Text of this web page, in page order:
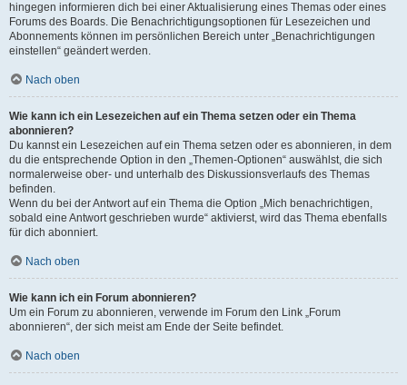
hingegen informieren dich bei einer Aktualisierung eines Themas oder eines
Forums des Boards. Die Benachrichtigungsoptionen für Lesezeichen und
Abonnements können im persönlichen Bereich unter „Benachrichtigungen
einstellen“ geändert werden.
Nach oben
Wie kann ich ein Lesezeichen auf ein Thema setzen oder ein Thema
abonnieren?
Du kannst ein Lesezeichen auf ein Thema setzen oder es abonnieren, in dem
du die entsprechende Option in den „Themen-Optionen“ auswählst, die sich
normalerweise ober- und unterhalb des Diskussionsverlaufs des Themas
befinden.
Wenn du bei der Antwort auf ein Thema die Option „Mich benachrichtigen,
sobald eine Antwort geschrieben wurde“ aktivierst, wird das Thema ebenfalls
für dich abonniert.
Nach oben
Wie kann ich ein Forum abonnieren?
Um ein Forum zu abonnieren, verwende im Forum den Link „Forum
abonnieren“, der sich meist am Ende der Seite befindet.
Nach oben